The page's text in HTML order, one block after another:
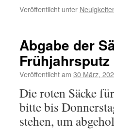
Veröffentlicht unter
Abgabe der
Frühjahrsputz
Veröffentlicht am 30 März,
Die roten Säcke
bitte bis
stehen, um